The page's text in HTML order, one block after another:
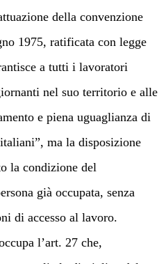
della convenzione
1975, ratificata con legge
a tutti i lavoratori
nel suo territorio e alle
e piena uguaglianza di
ma la disposizione
la condizione del
già occupata, senza
di accesso al lavoro.
l’art. 27 che,